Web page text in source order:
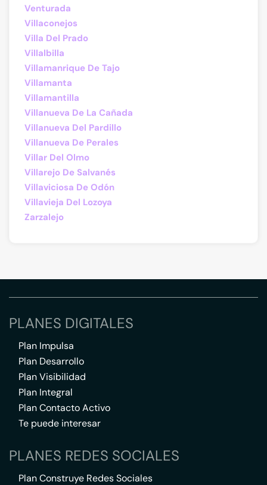
Venturada
Villaconejos
Villa Del Prado
Villalbilla
Villamanrique De Tajo
Villamanta
Villamantilla
Villanueva De La Cañada
Villanueva Del Pardillo
Villanueva De Perales
Villar Del Olmo
Villarejo De Salvanés
Villaviciosa De Odón
Villavieja Del Lozoya
Zarzalejo
PLANES DIGITALES
Plan Impulsa
Plan Desarrollo
Plan Visibilidad
Plan Integral
Plan Contacto Activo
Te puede interesar
PLANES REDES SOCIALES
Plan Construye Redes Sociales